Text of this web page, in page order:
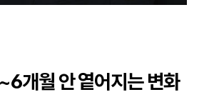
개월 안 옅어지는 변화